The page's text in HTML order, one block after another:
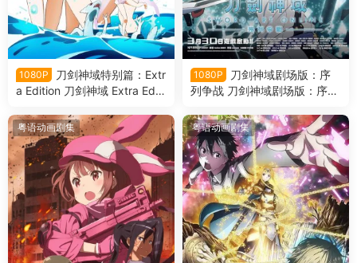
1080P
刀剑神域特别篇：Extr
a Edition 刀剑神域 Extra Editi
1080P
刀剑神域剧场版：序
列争战 刀剑神域剧场版：序列
粤语动画剧集 粤语动画剧集